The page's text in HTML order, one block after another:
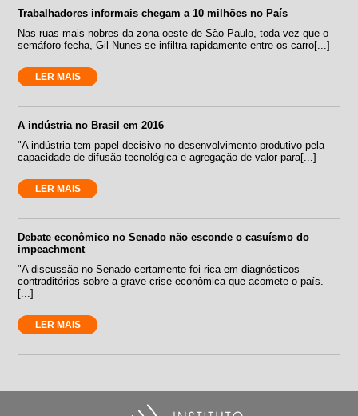
Trabalhadores informais chegam a 10 milhões no País
Nas ruas mais nobres da zona oeste de São Paulo, toda vez que o
semáforo fecha, Gil Nunes se infiltra rapidamente entre os carro[...]
LER MAIS
A indústria no Brasil em 2016
"A indústria tem papel decisivo no desenvolvimento produtivo pela
capacidade de difusão tecnológica e agregação de valor para[...]
LER MAIS
Debate econômico no Senado não esconde o casuísmo do
impeachment
"A discussão no Senado certamente foi rica em diagnósticos
contraditórios sobre a grave crise econômica que acomete o país.
[...]
LER MAIS